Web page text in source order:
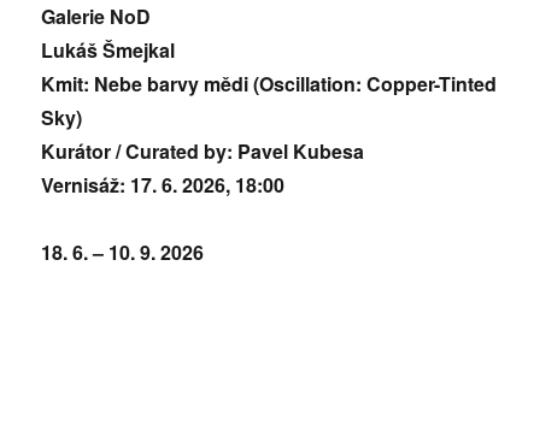
Galerie NoD
Lukáš Šmejkal
Kmit: Nebe barvy mědi (Oscillation: Copper-Tinted
Sky)
Kurátor / Curated by: Pavel Kubesa
Vernisáž: 17. 6. 2026, 18:00
18. 6. – 10. 9. 2026